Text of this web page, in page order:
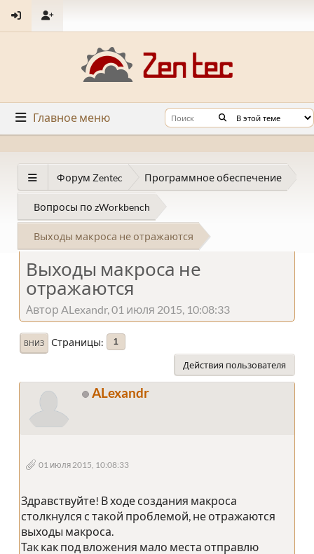
Главное меню
Форум Zentec Программное обеспечение
Вопросы по zWorkbench
Выходы макроса не отражаются
Выходы макроса не
отражаются
Автор ALexandr, 01 июля 2015, 10:08:33
ВНИЗ Страницы 1
Действия пользователя
ALexandr
01 июля 2015, 10:08:33
Здравствуйте! В ходе создания макроса
столкнулся с такой проблемой, не отражаются
выходы макроса.
Так как под вложения мало места отправлю